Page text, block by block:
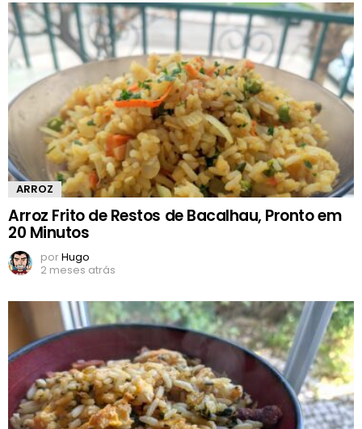
ARROZ
Arroz Frito de Restos de Bacalhau, Pronto em
20 Minutos
porHugo
2 meses atrás